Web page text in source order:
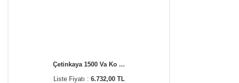
Çetinkaya 1500 Va Ko ...
Liste Fiyatı : 6.732,00 TL